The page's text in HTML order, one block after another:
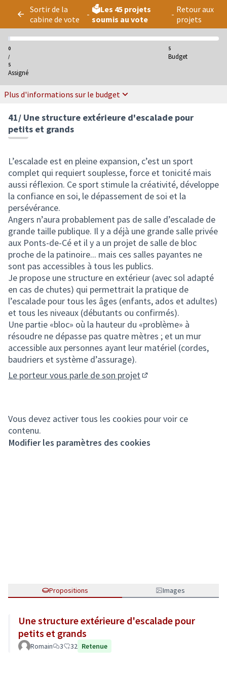
Sortir de la
cabine de vote
- 🗳️Les 45 projets
soumis au vote
- Retour aux
projets
0
/
5
Assigné
5
Budget
Plus d'informations sur le budget
41/ Une structure extérieure d'escalade pour
petits et grands
L’escalade est en pleine expansion, c’est un sport
complet qui requiert souplesse, force et tonicité mais
aussi réflexion. Ce sport stimule la créativité, développe
la confiance en soi, le dépassement de soi et la
persévérance.
Angers n’aura probablement pas de salle d’escalade de
grande taille publique. Il y a déjà une grande salle privée
aux Ponts-de-Cé et il y a un projet de salle de bloc
proche de la patinoire... mais ces salles payantes ne
sont pas accessibles à tous les publics.
Je propose une structure en extérieur (avec sol adapté
en cas de chutes) qui permettrait la pratique de
l’escalade pour tous les âges (enfants, ados et adultes)
et tous les niveaux (débutants ou confirmés).
Une partie «bloc» où la hauteur du «problème» à
résoudre ne dépasse pas quatre mètres ; et un mur
accessible aux personnes ayant leur matériel (cordes,
baudriers et système d’assurage).
Le porteur vous parle de son projet
Vous devez activer tous les cookies pour voir ce
contenu.
Modifier les paramètres des cookies
Propositions Images
Une structure extérieure d'escalade pour
petits et grands
Romain 3 32 Retenue
Panneau de gestion des cookies